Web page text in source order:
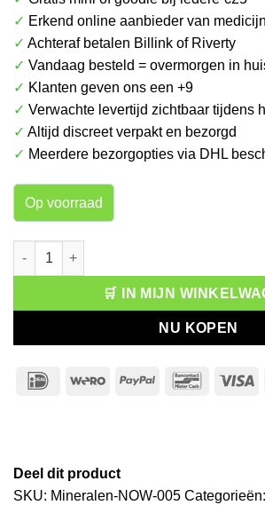
✓ Erkend online aanbieder van
✓ Achteraf betalen Billink of Riverty
✓ Vandaag besteld = overmorgen in
✓ Klanten geven ons een +9
✓ Verwachte levertijd zichtbaar tijdens
✓ Altijd discreet verpakt en bezorgd
✓ Meerdere bezorgopties via DHL
Op voorraad
NOW Magnesium & Calcium 2-1 100
🛒 IN MIJN
NU KOPEN
IDeal Wero PayPal
Deel dit product
SKU: Mineralen-NOW-005 Categorieën: